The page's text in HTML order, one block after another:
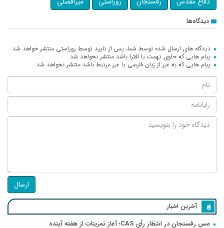
دیدگاه‌ها
دیدگاه های ارسال شده توسط شما، پس از تایید توسط روراستی منتشر خواهد شد.
پیام هایی که حاوی تهمت یا افترا باشد منتشر نخواهد شد.
پیام هایی که به غیر از زبان فارسی یا غیر مرتبط باشد منتشر نخواهد شد.
ارسال
آخرین اخبار
مس رفسنجان در انتظار رأی CAS؛ آغاز تمرینات از هفته آینده